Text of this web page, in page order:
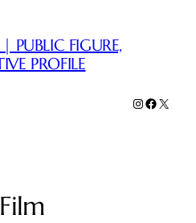
PUBLIC FIGURE,
PROFILE
Instagram
Facebook
X